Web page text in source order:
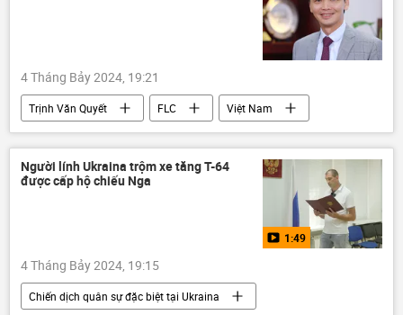
Tổ chức hợp tác Thượng Hải (SCO)
4 Tháng Bảy 2024, 19:21
Trịnh Văn Quyết FLC
Việt Nam
thông tin
Pháp luật Thời sự
Người lính Ukraina trộm xe tăng T-64
được cấp hộ chiếu Nga
1:49
4 Tháng Bảy 2024, 19:15
Chiến dịch quân sự đặc biệt tại Ukraina